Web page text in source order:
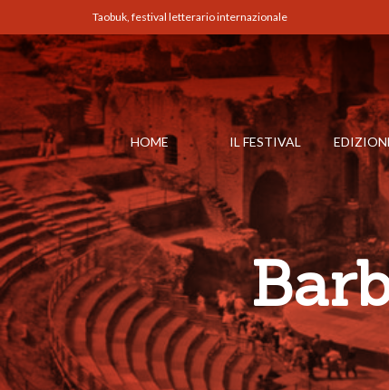
Taobuk, festival letterario internazionale
HOME IL FESTIVAL